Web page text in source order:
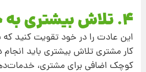
4. تلاش بیشتری به خرج دهید
این عادت را در خود تقویت کنید که
کار مشتری تلاش بیشتری باید انجام
کوچک اضافی برای مشتری،